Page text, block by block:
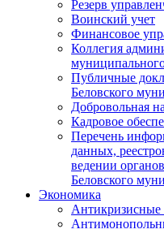
Резерв
Воинский учет
Финансовое
Коллегия
Публичные
Беловского
Добровольная
Кадровое
Перечень
данных,
ведении
Беловского
Экономика